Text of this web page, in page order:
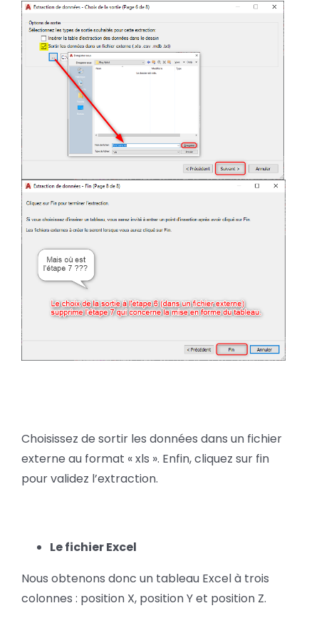
Choisissez de sortir les données dans un fichier
externe au format « xls ». Enfin, cliquez sur fin
pour validez l’extraction.
Le fichier Excel
Nous obtenons donc un tableau Excel à trois
colonnes : position X, position Y et position Z.